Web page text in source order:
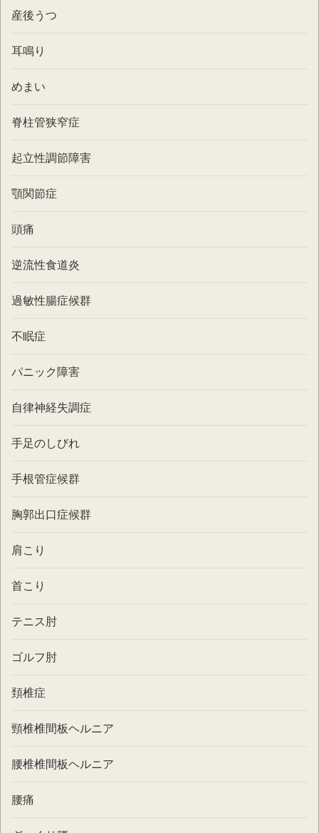
産後うつ
耳鳴り
めまい
脊柱管狭窄症
起立性調節障害
顎関節症
頭痛
逆流性食道炎
過敏性腸症候群
不眠症
パニック障害
自律神経失調症
手足のしびれ
手根管症候群
胸郭出口症候群
肩こり
首こり
テニス肘
ゴルフ肘
頚椎症
頸椎椎間板ヘルニア
腰椎椎間板ヘルニア
腰痛